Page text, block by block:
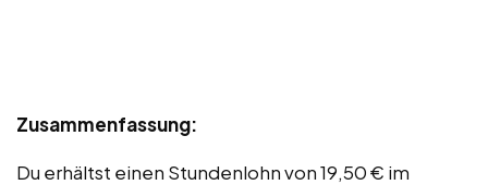
Zusammenfassung:
Du erhältst einen Stundenlohn von 19,50 € im